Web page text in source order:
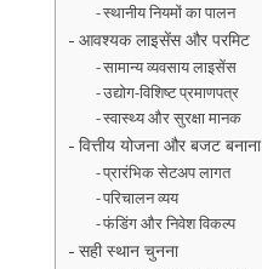
स्थानीय नियमों का पालन
आवश्यक लाइसेंस और परमिट
सामान्य व्यवसाय लाइसेंस
उद्योग-विशिष्ट प्रमाणपत्र
स्वास्थ्य और सुरक्षा मानक
वित्तीय योजना और बजट बनाना
प्रारंभिक सेटअप लागत
परिचालन व्यय
फंडिंग और निवेश विकल्प
सही स्थान चुनना